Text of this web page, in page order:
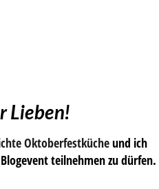
Lieben!
Oktoberfestkücheund ich
teilnehmen zu dürfen.